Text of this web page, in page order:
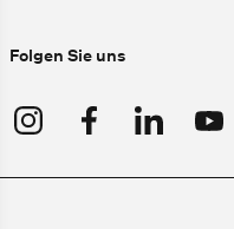
Folgen Sie uns